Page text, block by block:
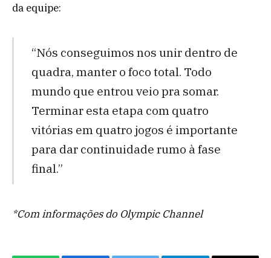
da equipe:
“Nós conseguimos nos unir dentro de
quadra, manter o foco total. Todo
mundo que entrou veio pra somar.
Terminar esta etapa com quatro
vitórias em quatro jogos é importante
para dar continuidade rumo à fase
final.”
*Com informações do Olympic Channel